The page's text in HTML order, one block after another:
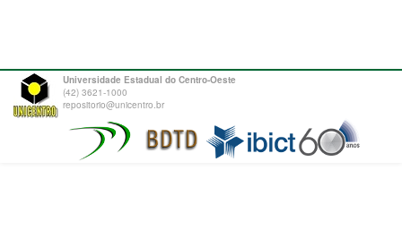
Universidade Estadual do Centro-Oeste
(42) 3621-1000
repositorio@unicentro.br